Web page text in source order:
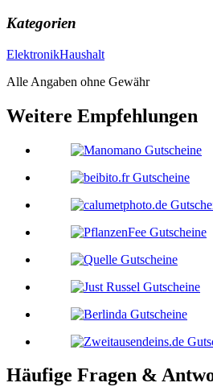
Kategorien
ElektronikHaushalt
Alle Angaben ohne Gewähr
Weitere Empfehlungen
Häufige Fragen &